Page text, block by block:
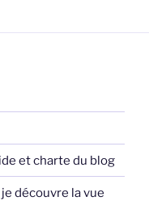
et charte du blog
découvre la vue